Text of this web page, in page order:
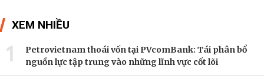
XEM NHIỀU
1
Petrovietnam thoái vốn tại PVcomBank: Tái phân bổ
nguồn lực tập trung vào những lĩnh vực cốt lõi